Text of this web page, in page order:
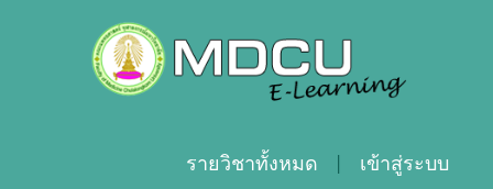
รายวิชาทั้งหมด เข้าสู่ระบบ